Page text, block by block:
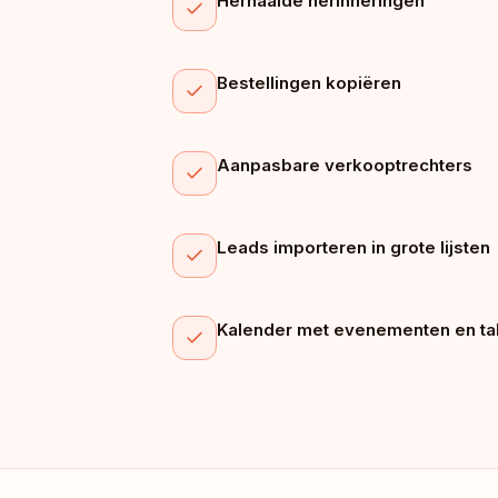
Bestellingen kopiëren
Aanpasbare verkooptrechters
Leads importeren in grote lijsten
Kalender met evenementen en